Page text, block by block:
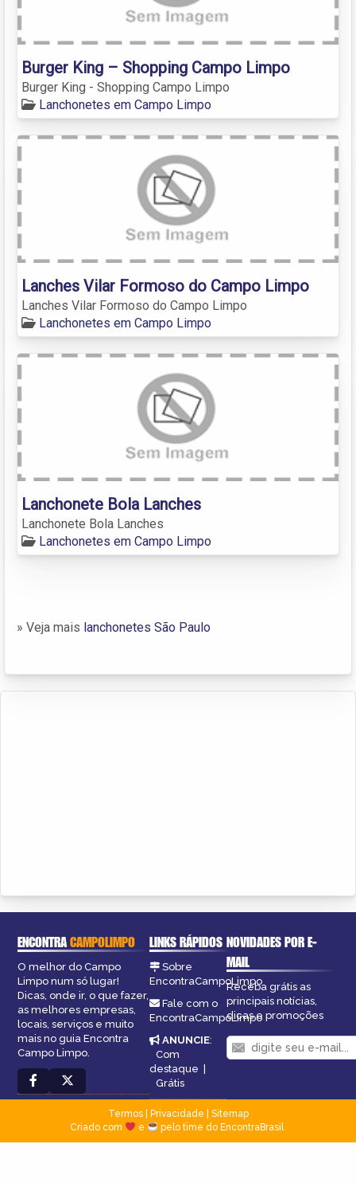
Burger King – Shopping Campo Limpo
Burger King - Shopping Campo Limpo
Lanchonetes em Campo Limpo
Lanches Vilar Formoso do Campo Limpo
Lanches Vilar Formoso do Campo Limpo
Lanchonetes em Campo Limpo
Lanchonete Bola Lanches
Lanchonete Bola Lanches
Lanchonetes em Campo Limpo
» Veja mais lanchonetes São Paulo
ENCONTRACAMPOLIMPO
O melhor do Campo
Limpo num só lugar!
Dicas, onde ir, o que fazer,
as melhores empresas,
locais, serviços e muito
mais no guia Encontra
Campo Limpo.
LINKS RÁPIDOS
Sobre
EncontraCampoLimpo
Fale com o
EncontraCampoLimpo
ANUNCIE:
Com
destaque |
Grátis
NOVIDADES POR E-
MAIL
Receba grátis as
principais notícias,
dicas e promoções
Termos| Privacidade
Sitemap
Criado com
e pelo time do EncontraBrasil